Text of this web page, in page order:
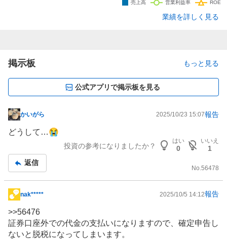
業績を詳しく見る
掲示板 もっと見る
公式アプリで掲示板を見る
掲
示
記
事
かいがら 2025/10/23 15:07報告
どうして…😭
投資の参考になりましたか？
はい
0
いいえ
1
返信
No.56478
掲
示
板
記
nak***** 2025/10/5 14:12報告
>>56476
証券口座外での代金の支払いになりますので、確定申告し
ないと脱税になってしまいます。